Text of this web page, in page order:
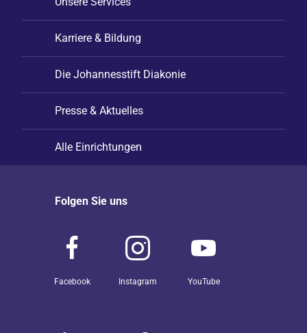
Karriere & Bildung
Die Johannesstift Diakonie
Presse & Aktuelles
Alle Einrichtungen
Folgen Sie uns
Facebook Instagram YouTube